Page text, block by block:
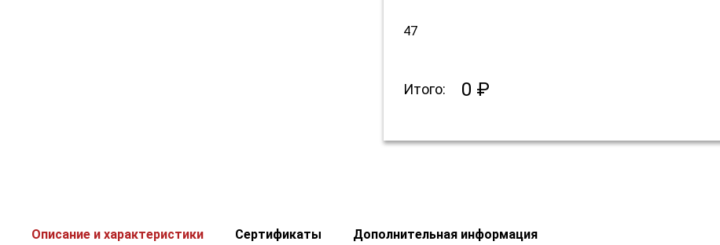
47
Итого: 0 ₽
Описание и характеристики Сертификаты Дополнительная информация